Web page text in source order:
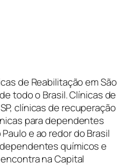
de Reabilitação em São
todo o Brasil. Clínicas de
clínicas de recuperação
para dependentes
e ao redor do Brasil
químicos e
na Capital